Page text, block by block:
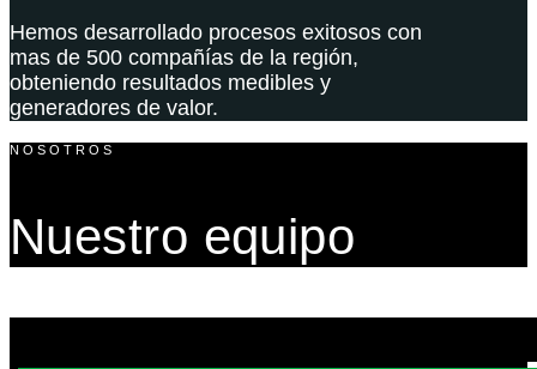
Hemos desarrollado procesos exitosos con
mas de 500 compañías de la región,
obteniendo resultados medibles y
generadores de valor.
NOSOTROS
Nuestro equipo